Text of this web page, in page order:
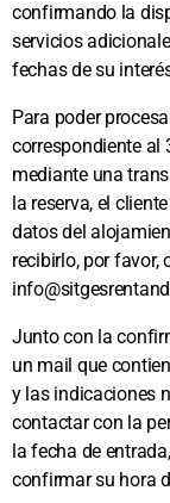
confirmando la
servicios
fechas de su
Para poder
correspondiente al
mediante una
la reserva, el
datos del
recibirlo, por favor,
Junto con la
un mail que
y las indicaciones
contactar con la
la fecha de
confirmar su hora